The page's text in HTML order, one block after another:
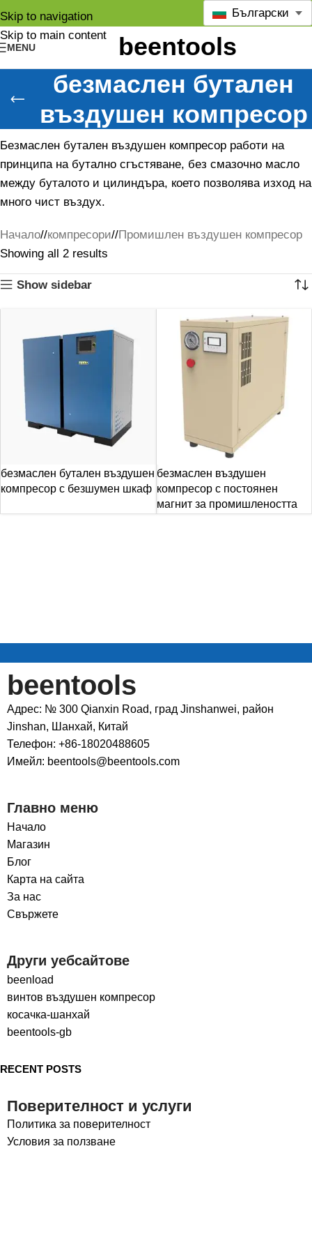
Skip to navigation
Skip to main content
MENU
Български
безмаслен бутален
въздушен компресор
Безмаслен бутален въздушен компресор работи на
принципа на бутално сгъстяване, без смазочно масло
между буталото и цилиндъра, което позволява изход на
много чист въздух.
Начало/ компресори/ Промишлен въздушен компресор
Showing all 2 results
Show sidebar
безмаслен бутален въздушен
компресор с безшумен шкаф
безмаслен въздушен
компресор с постоянен
магнит за промишлеността
beentools
Адрес: № 300 Qianxin Road, град Jinshanwei, район
Jinshan, Шанхай, Китай
Телефон: +86-18020488605
Имейл: beentools@beentools.com
Главно меню
Начало
Магазин
Блог
Карта на сайта
За нас
Свържете
Други уебсайтове
beenload
винтов въздушен компресор
косачка-шанхай
beentools-gb
RECENT POSTS
Поверителност и услуги
Политика за поверителност
Условия за ползване